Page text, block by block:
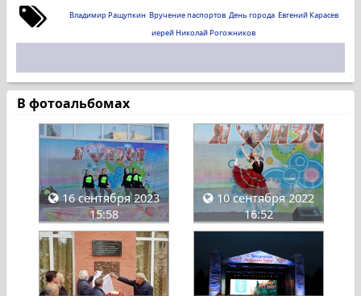
Владимир Ращупкин Вручение паспортов День города Евгений Карасев
иерей Николай Рогожников
В фотоальбомах
16 сентября 2023
15:58
10 сентября 2022
16:52